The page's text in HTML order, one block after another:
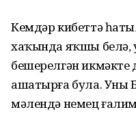
Кемдәр кибеттә
хаҡында яҡшы белә,
бешерелгән
ашатырға була. Уны
мәлендә немец